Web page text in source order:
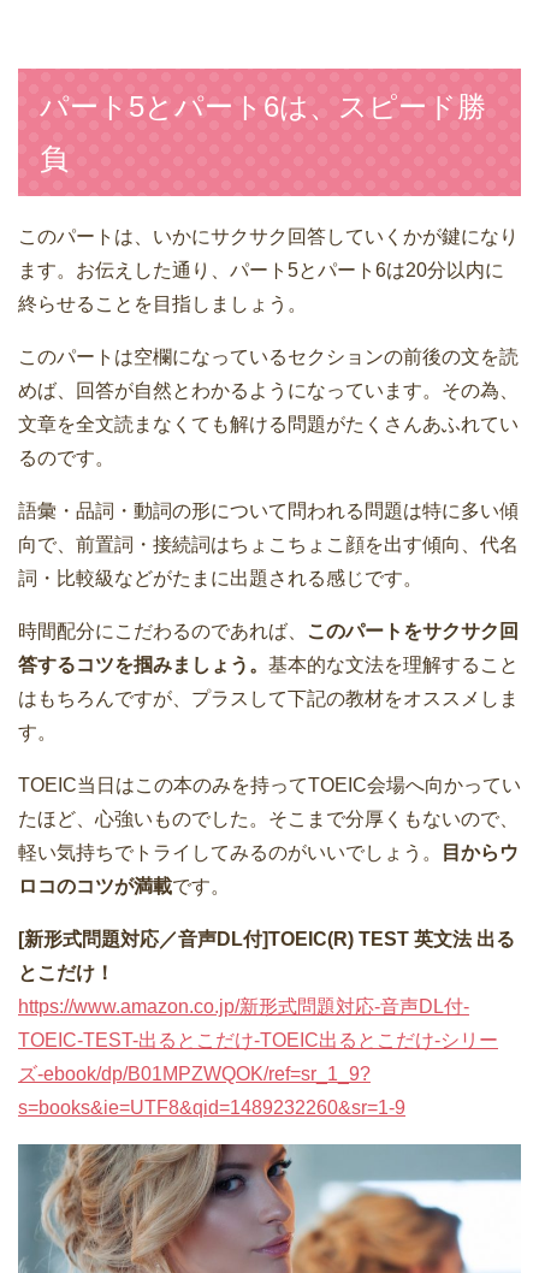
パート5とパート6は、スピード勝
負
このパートは、いかにサクサク回答していくかが鍵になり
ます。お伝えした通り、パート5とパート6は20分以内に
終らせることを目指しましょう。
このパートは空欄になっているセクションの前後の文を読
めば、回答が自然とわかるようになっています。その為、
文章を全文読まなくても解ける問題がたくさんあふれてい
るのです。
語彙・品詞・動詞の形について問われる問題は特に多い傾
向で、前置詞・接続詞はちょこちょこ顔を出す傾向、代名
詞・比較級などがたまに出題される感じです。
時間配分にこだわるのであれば、
このパートをサクサク回
答するコツを掴みましょう。 基本的な文法を理解すること
はもちろんですが、プラスして下記の教材をオススメしま
す。
TOEIC当日はこの本のみを持ってTOEIC会場へ向かってい
たほど、心強いものでした。そこまで分厚くもないので、
軽い気持ちでトライしてみるのがいいでしょう。
目からウ
ロコのコツが満載です。
[新形式問題対応／音声DL付]TOEIC(R) TEST 英文法 出る
とこだけ！
https://www.amazon.co.jp/新形式問題対応-音声DL付-
TOEIC-TEST-出るとこだけ-TOEIC出るとこだけ-シリー
ズ-ebook/dp/B01MPZWQOK/ref=sr_1_9?
s=books&ie=UTF8&qid=1489232260&sr=1-9